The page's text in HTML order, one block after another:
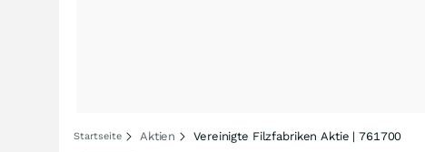
Startseite Aktien Vereinigte Filzfabriken Aktie | 761700